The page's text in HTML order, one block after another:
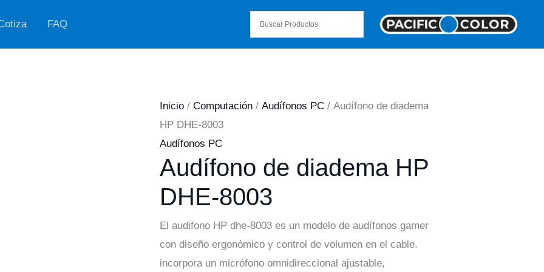
FAQ
Inicio/ Computación/ Audífonos PC/ Audífono de diadema
HP DHE-8003
Audífonos PC
Audífono de diadema HP
DHE-8003
El audifono HP dhe-8003 es un modelo de audífonos gamer
con diseño ergonómico y control de volumen en el cable.
incorpora un micrófono omnidireccional ajustable,